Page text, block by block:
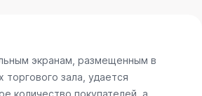
экранам, размещенным в
торгового зала, удается
количество покупателей, а